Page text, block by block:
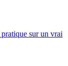
sur un vrai